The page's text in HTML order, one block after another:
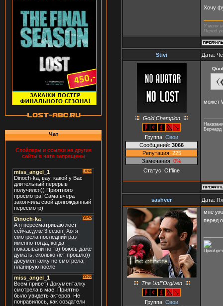
Чат
Спойлеры и ссылки на другие
сайты в чате запрещены
Хочу
У меня
Перед
Stivi Дата:
Gold Champion
Группа: Свои
Сообщений: 3066
Репутация: 225
Замечания: 0%
Статус: Offline
может
sashver Дата:
The UnFOrgiven
Группа: Свои
мне
перед